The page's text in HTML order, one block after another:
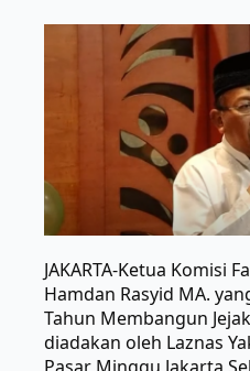
JAKARTA-Ketua Komisi
Hamdan Rasyid MA.
Tahun Membangun
diadakan oleh Laznas